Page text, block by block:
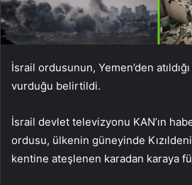
İsrail ordusunun, Yemen’den
vurduğu belirtildi.
İsrail devlet televizyonu KAN’ın
ordusu, ülkenin güneyinde
kentine ateşlenen karadan karaya